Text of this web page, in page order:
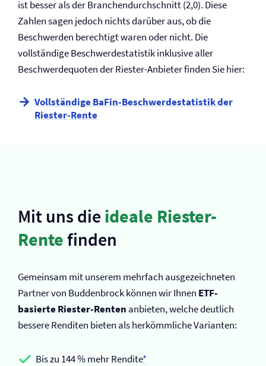
ist besser als der Branchendurchschnitt (2,0). Diese
Zahlen sagen jedoch nichts darüber aus, ob die
Beschwerden berechtigt waren oder nicht. Die
vollständige Beschwerdestatistik inklusive aller
Beschwerdequoten der Riester-Anbieter finden Sie hier:
Vollständige BaFin-Beschwerdestatistik der
Riester-Rente
Mit uns die ideale Riester-
Rentefinden
Gemeinsam mit unserem mehrfach ausgezeichneten
Partner von Buddenbrock können wir Ihnen ETF-
basierte Riester-Renten anbieten, welche deutlich
bessere Renditen bieten als herkömmliche Varianten:
Bis zu 144 % mehr Rendite*